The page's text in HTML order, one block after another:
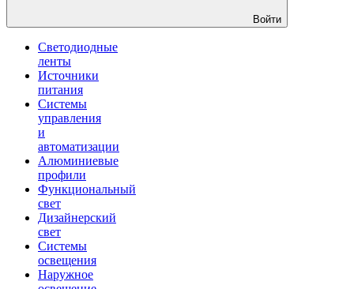
Войти
Светодиодные
ленты
Источники
питания
Системы
управления
и
автоматизации
Алюминиевые
профили
Функциональный
свет
Дизайнерский
свет
Системы
освещения
Наружное